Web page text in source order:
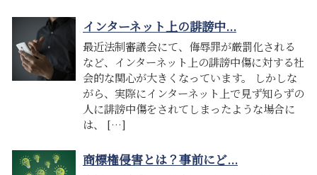
インターネット上の誹謗中...
最近法制審議会にて、侮辱罪が厳罰化される
など、インターネット上の誹謗中傷に対する社
会的な関心が大きくなっています。 しかしな
がら、実際にインターネット上で見ず知らずの
人に誹謗中傷をされてしまったような場合に
は、 […]
商標権侵害とは？事前にど...